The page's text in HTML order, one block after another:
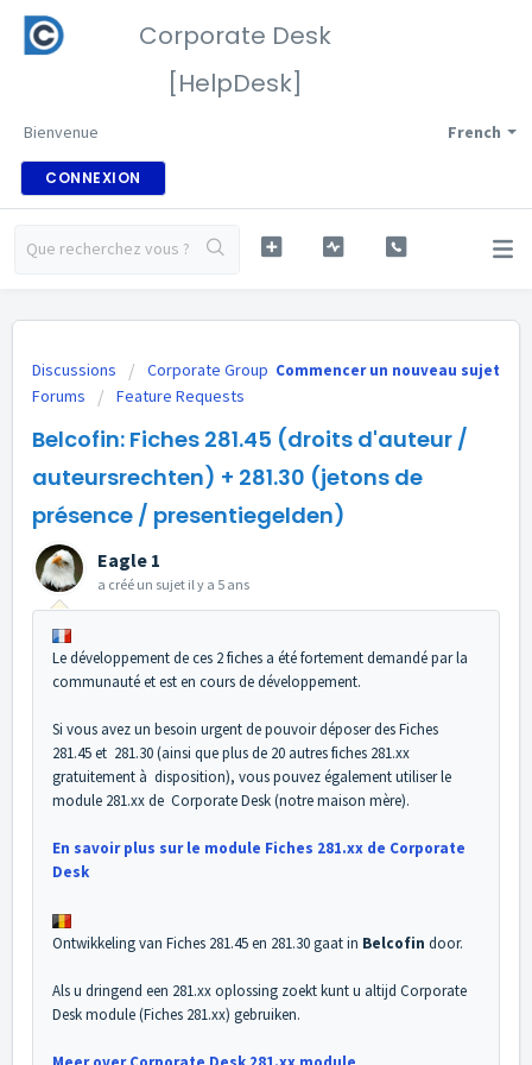
Corporate Desk
[HelpDesk]
French
Bienvenue
CONNEXION
Commencer un nouveau sujet
Discussions
Corporate Group
Forums
Feature Requests
Belcofin: Fiches 281.45 (droits d'auteur /
auteursrechten) + 281.30 (jetons de
présence / presentiegelden)
Eagle 1
a créé un sujet il y a 5 ans
Le développement de ces 2 fiches a été fortement demandé par la
communauté et est en cours de développement.
Si vous avez un besoin urgent de pouvoir déposer des Fiches
281.45 et 281.30 (ainsi que plus de 20 autres fiches 281.xx
gratuitement à disposition), vous pouvez également utiliser le
module 281.xx de Corporate Desk (notre maison mère).
En savoir plus sur le module Fiches 281.xx de Corporate
Desk
Ontwikkeling van Fiches 281.45 en 281.30 gaat in Belcofin door.
Als u dringend een 281.xx oplossing zoekt kunt u altijd Corporate
Desk module (Fiches 281.xx) gebruiken.